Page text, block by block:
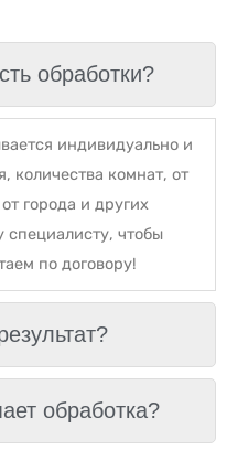
обработки?
индивидуально и
количества комнат, от
города и других
специалисту, чтобы
по договору!
обработка?